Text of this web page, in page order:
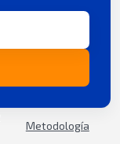
Metodología